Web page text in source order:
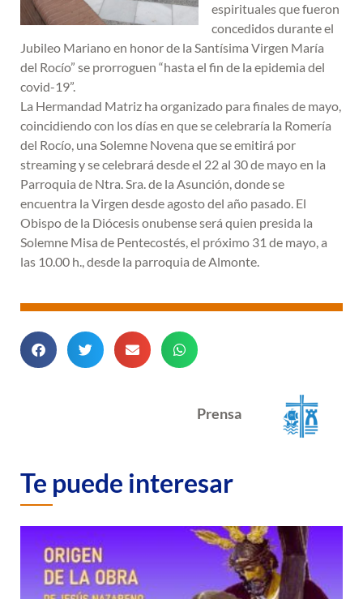
espirituales que fueron
concedidos durante el
Jubileo Mariano en honor de la Santísima Virgen María
del Rocío” se prorroguen “hasta el fin de la epidemia del
covid-19”.
La Hermandad Matriz ha organizado para finales de mayo,
coincidiendo con los días en que se celebraría la Romería
del Rocío, una Solemne Novena que se emitirá por
streaming y se celebrará desde el 22 al 30 de mayo en la
Parroquia de Ntra. Sra. de la Asunción, donde se
encuentra la Virgen desde agosto del año pasado. El
Obispo de la Diócesis onubense será quien presida la
Solemne Misa de Pentecostés, el próximo 31 de mayo, a
las 10.00 h., desde la parroquia de Almonte.
Prensa
Te puede interesar